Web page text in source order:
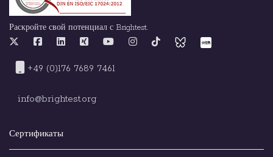
Раскройте свой потенциал с Brightest.
+49 (0)176 7689 7461
info@brightest.org
Сертификаты